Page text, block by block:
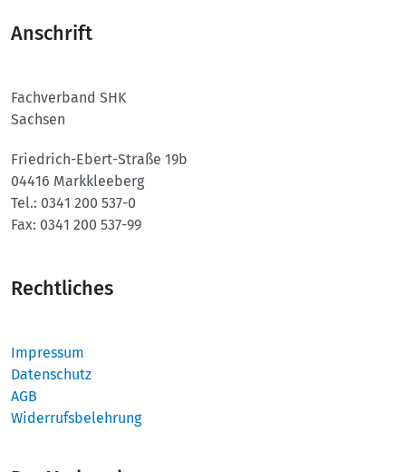
Anschrift
Fachverband SHK
Sachsen
Friedrich-Ebert-Straße 19b
04416 Markkleeberg
Tel.: 0341 200 537-0
Fax: 0341 200 537-99
Rechtliches
Impressum
Datenschutz
AGB
Widerrufsbelehrung